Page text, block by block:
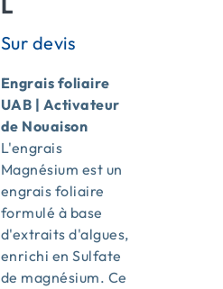
L
Engrais foliaire
UAB | Activateur
de Nouaison
L'engrais
Magnésium est un
engrais foliaire
formulé à base
d'extraits d'algues,
enrichi en Sulfate
de magnésium. Ce